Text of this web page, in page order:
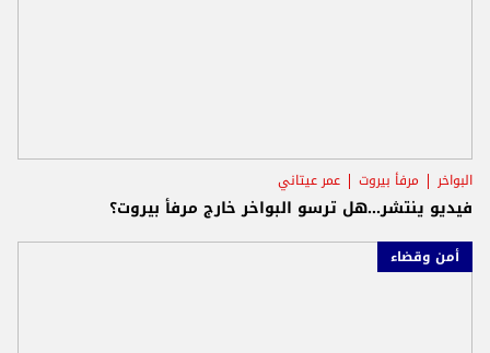
البواخر مرفأ بيروت عمر عيتاني
فيديو ينتشر...هل ترسو البواخر خارج مرفأ بيروت؟
أمن وقضاء